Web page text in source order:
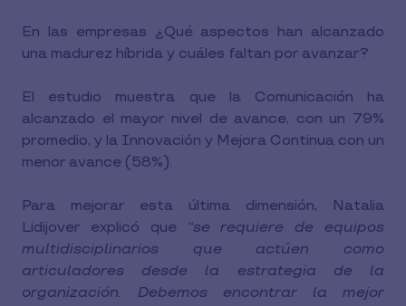
En las empresas ¿Qué aspectos han alcanzado
una madurez híbrida y cuáles faltan por avanzar?
El estudio muestra que la Comunicación ha
alcanzado el mayor nivel de avance, con un 79%
promedio, y la Innovación y Mejora Continua con un
menor avance (58%).
Para mejorar esta última dimensión, Natalia
Lidijover explicó que
“se requiere de equipos
multidisciplinarios que actúen como
articuladores desde la estrategia de la
organización. Debemos encontrar la mejor